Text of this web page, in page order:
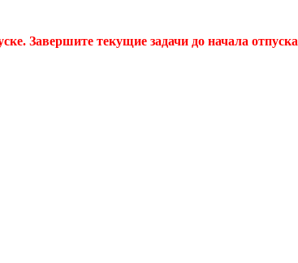
Завершите текущие задачи до начала отпуска